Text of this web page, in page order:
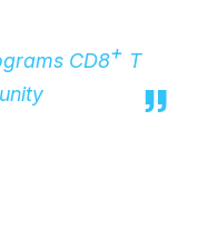
CD8+ T